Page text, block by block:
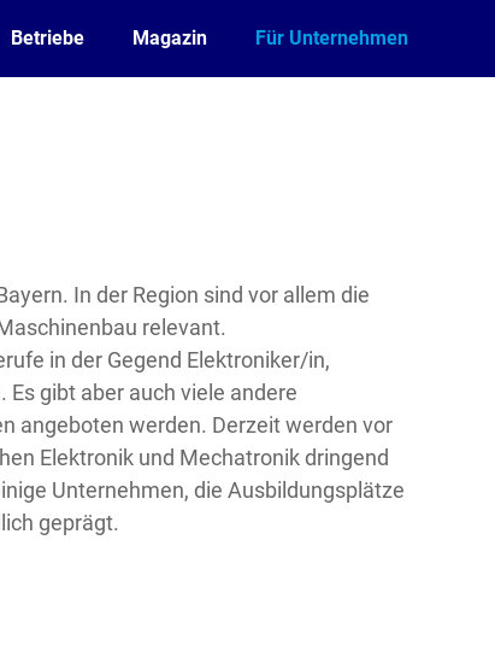
Betriebe Magazin Für Unternehmen
In der Region sind vor allem die
relevant.
in der Gegend Elektroniker/in,
gibt aber auch viele andere
angeboten werden. Derzeit werden vor
Elektronik und Mechatronik dringend
Unternehmen, die Ausbildungsplätze
geprägt.